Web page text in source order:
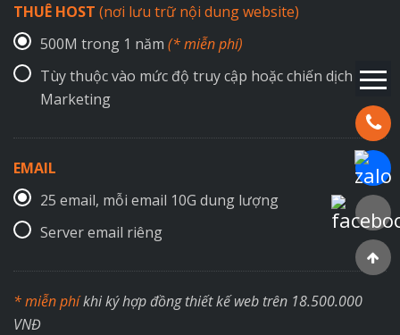
Hotline:
Chat
THUÊ HOST (nơi lưu trữ nội dung website)
500M trong 1 năm (* miễn phí)
Tùy thuộc vào mức độ truy cập hoặc chiến dịch
Marketing
EMAIL
25 email, mỗi email 10G dung lượng
Server email riêng
* miễn phíkhi ký hợp đồng thiết kế web trên 18.500.000
VNĐ